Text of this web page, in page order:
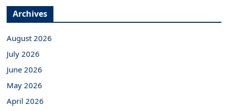
Archives
August 2026
July 2026
June 2026
May 2026
April 2026